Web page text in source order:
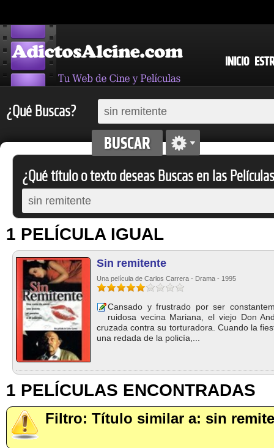
INICIO
¿Qué Buscas?
¿Qué título o texto deseas Buscas en las
1 PELÍCULA IGUAL
Sin remitente
Una película de Carlos Carrera - Drama - 1995
Cansado y frustrado por ser
ruidosa vecina Mariana, el viejo Don
cruzada contra su torturadora. Cuando la
una redada de la policía,...
1 PELÍCULAS ENCONTRADAS
Filtro: Título similar a: sin